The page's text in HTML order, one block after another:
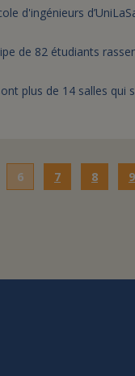
d'ingénieurs
de 82 étudiants
plus de 14 salles qui
6 7 8 9